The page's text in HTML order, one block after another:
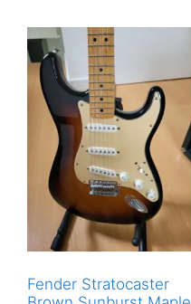
Fender Stratocaster